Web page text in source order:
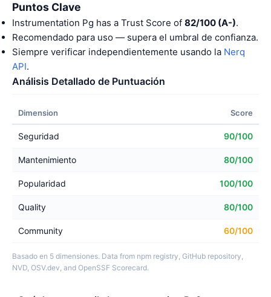
Puntos Clave
Instrumentation Pg has a Trust Score of 82/100 (A-).
Recomendado para uso — supera el umbral de confianza.
Siempre verificar independientemente usando la Nerq
API.
Análisis Detallado de Puntuación
Dimension Score
Seguridad 90/100
Mantenimiento 80/100
Popularidad 100/100
Quality 80/100
Community 60/100
Basado en 5 dimensiones. Data from npm registry, GitHub repository,
NVD, OSV.dev, and OpenSSF Scorecard.